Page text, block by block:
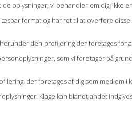
oplysninger, vi behandler om dig, ikke
format og har ret til at overføre
den profilering der foretages for
som vi foretager på
der foretages af dig som medlem i
Klage kan blandt andet